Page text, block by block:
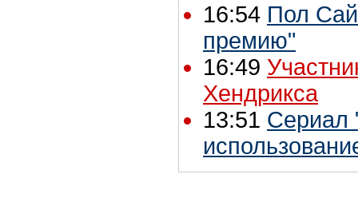
16:54 Пол
премию"
16:49
Хендрикса
13:51 Сериал